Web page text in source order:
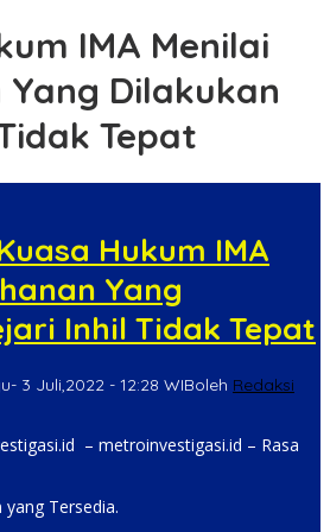
IMA Menilai
Yang Dilakukan
Tepat
Hukum IMA
Yang
Inhil Tidak Tepat
3 Juli,2022 - 12:28 WIBoleh Redaksi
– metroinvestigasi.id – Rasa
Tersedia.